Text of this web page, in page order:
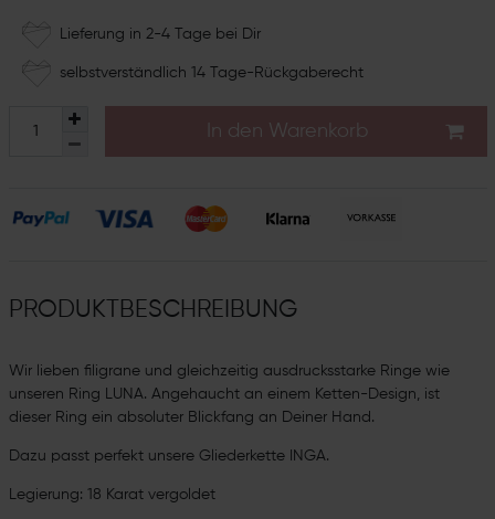
Lieferung in 2-4 Tage bei Dir
selbstverständlich 14 Tage-Rückgaberecht
In den Warenkorb
PRODUKTBESCHREIBUNG
Wir lieben filigrane und gleichzeitig ausdrucksstarke Ringe wie
unseren Ring LUNA. Angehaucht an einem Ketten-Design, ist
dieser Ring ein absoluter Blickfang an Deiner Hand.
Dazu passt perfekt unsere Gliederkette INGA.
Legierung: 18 Karat vergoldet